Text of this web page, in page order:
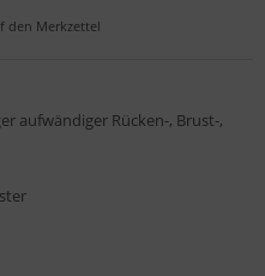
aufwändiger Rücken-, Brust-,